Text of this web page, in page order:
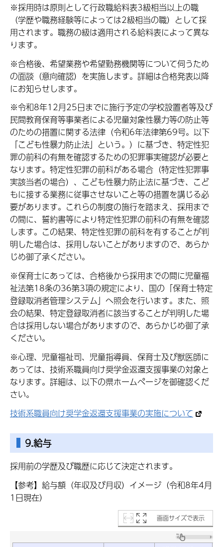
※採用時は原則として行政職給料表3級相当以上の職
（学歴や職務経験等によっては2級相当の職）として採
用されます。職務の級は適用される給料表によって異な
ります。
※合格後、希望業務や希望勤務機関等について伺うため
の面談（意向確認）を実施します。詳細は合格発表以降
にお知らせします。
※令和8年12月25日までに施行予定の学校設置者等及び
民間教育保育等事業者による児童対象性暴力等の防止等
のための措置に関する法律（令和6年法律第69号。以下
「こども性暴力防止法」という。）に基づき、特定性犯
罪の前科の有無を確認するための犯罪事実確認が必要と
なります。特定性犯罪の前科がある場合（特定性犯罪事
実該当者の場合）、こども性暴力防止法に基づき、こど
もに接する業務に従事させないこと等の措置を講じる必
要があります。これらの制度の施行を踏まえ、採用まで
の間に、誓約書等により特定性犯罪の前科の有無を確認
します。この結果、特定性犯罪の前科を有することが判
明した場合は、採用しないことがありますので、あらか
じめ御了承ください。
※保育士にあっては、合格後から採用までの間に児童福
祉法第18条の36第3項の規定により、国の「保育士特定
登録取消者管理システム」へ照会を行います。また、照
会の結果、特定登録取消者に該当することが判明した場
合は採用しない場合がありますので、あらかじめ御了承
ください。
※心理、児童福祉司、児童指導員、保育士及び獣医師に
あっては、技術系職員向け奨学金返還支援事業の対象と
なります。詳細は、以下の県ホームページを御確認くだ
さい。
技術系職員向け奨学金返還支援事業の実施について
9.給与
採用前の学歴及び職歴に応じて決定されます。
【参考】給与額（年収及び月収）イメージ（令和8年4月
1日現在）
画面サイズで表示